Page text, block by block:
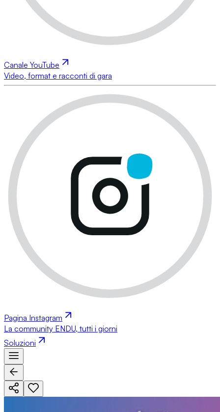
Canale YouTube
Video, format e racconti di gara
Pagina Instagram
La community ENDU, tutti i giorni
Soluzioni